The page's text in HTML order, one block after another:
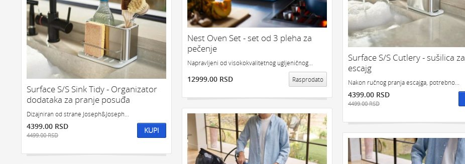
Nest Oven Set - set od 3 pleha za
pečenje
Napravljeni od visokokvalitetnog ugljeničnog...
12999.00 RSD Rasprodato
Surface S/S Cutlery - sušilica za
escajg
Nakon ručnog pranja escajga, potrebno...
4399.00 RSD
4499.00 RSD
Surface S/S Sink Tidy - Organizator
dodataka za pranje posuđa
Dizajniran od strane Joseph&Joseph...
4399.00 RSD
4499.00 RSD
KUPI